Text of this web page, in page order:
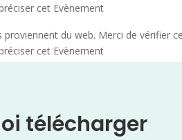
cet Evènement
du web. Merci de vérifier
cet Evènement
télécharger